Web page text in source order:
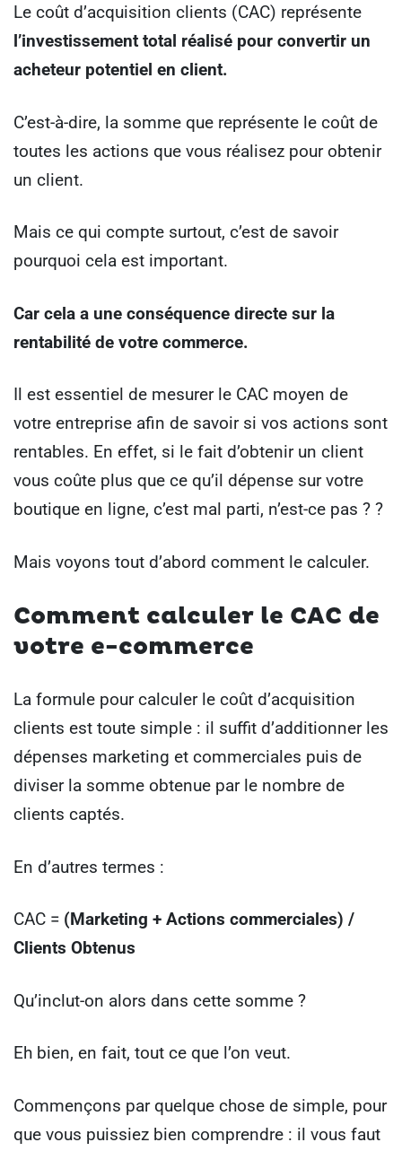
Le coût d’acquisition clients (CAC) représente
l’investissement total réalisé pour convertir un
acheteur potentiel en client.
C’est-à-dire, la somme que représente le coût de
toutes les actions que vous réalisez pour obtenir
un client.
Mais ce qui compte surtout, c’est de savoir
pourquoi cela est important.
Car cela a une conséquence directe sur la
rentabilité de votre commerce.
Il est essentiel de mesurer le CAC moyen de
votre entreprise afin de savoir si vos actions sont
rentables. En effet, si le fait d’obtenir un client
vous coûte plus que ce qu’il dépense sur votre
boutique en ligne, c’est mal parti, n’est-ce pas ? ?
Mais voyons tout d’abord comment le calculer.
Comment calculer le CAC de
votre e-commerce
La formule pour calculer le coût d’acquisition
clients est toute simple : il suffit d’additionner les
dépenses marketing et commerciales puis de
diviser la somme obtenue par le nombre de
clients captés.
En d’autres termes :
CAC = (Marketing + Actions commerciales) /
Clients Obtenus
Qu’inclut-on alors dans cette somme ?
Eh bien, en fait, tout ce que l’on veut.
Commençons par quelque chose de simple, pour
que vous puissiez bien comprendre : il vous faut